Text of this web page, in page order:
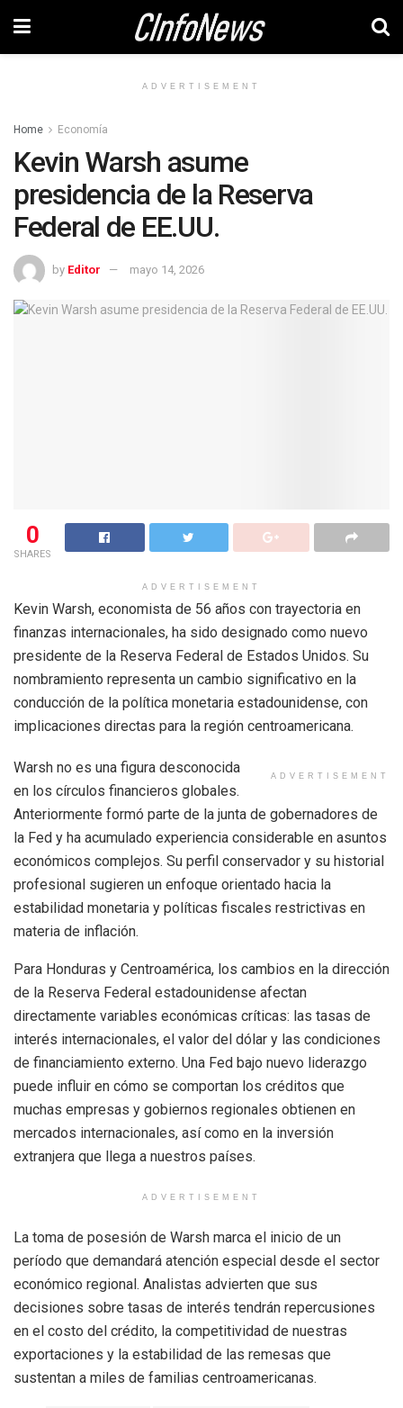
ADVERTISEMENT
Home Economía
Kevin Warsh asume
presidencia de la Reserva
Federal de EE.UU.
by Editor mayo 14, 2026
0
SHARES
ADVERTISEMENT
Kevin Warsh, economista de 56 años con trayectoria en
finanzas internacionales, ha sido designado como nuevo
presidente de la Reserva Federal de Estados Unidos. Su
nombramiento representa un cambio significativo en la
conducción de la política monetaria estadounidense, con
implicaciones directas para la región centroamericana.
ADVERTISEMENT
Warsh no es una figura desconocida
en los círculos financieros globales.
Anteriormente formó parte de la junta de gobernadores de
la Fed y ha acumulado experiencia considerable en asuntos
económicos complejos. Su perfil conservador y su historial
profesional sugieren un enfoque orientado hacia la
estabilidad monetaria y políticas fiscales restrictivas en
materia de inflación.
Para Honduras y Centroamérica, los cambios en la dirección
de la Reserva Federal estadounidense afectan
directamente variables económicas críticas: las tasas de
interés internacionales, el valor del dólar y las condiciones
de financiamiento externo. Una Fed bajo nuevo liderazgo
puede influir en cómo se comportan los créditos que
muchas empresas y gobiernos regionales obtienen en
mercados internacionales, así como en la inversión
extranjera que llega a nuestros países.
ADVERTISEMENT
La toma de posesión de Warsh marca el inicio de un
período que demandará atención especial desde el sector
económico regional. Analistas advierten que sus
decisiones sobre tasas de interés tendrán repercusiones
en el costo del crédito, la competitividad de nuestras
exportaciones y la estabilidad de las remesas que
sustentan a miles de familias centroamericanas.